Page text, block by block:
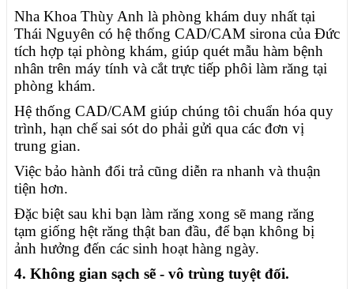
Nha Khoa Thùy Anh là phòng khám duy nhất tại
Thái Nguyên có hệ thống CAD/CAM sirona của Đức
tích hợp tại phòng khám, giúp quét mẫu hàm bệnh
nhân trên máy tính và cắt trực tiếp phôi làm răng tại
phòng khám.
Hệ thống CAD/CAM giúp chúng tôi chuẩn hóa quy
trình, hạn chế sai sót do phải gửi qua các đơn vị
trung gian.
Việc bảo hành đổi trả cũng diễn ra nhanh và thuận
tiện hơn.
Đặc biệt sau khi bạn làm răng xong sẽ mang răng
tạm giống hệt răng thật ban đầu, để bạn không bị
ảnh hưởng đến các sinh hoạt hàng ngày.
4. Không gian sạch sẽ - vô trùng tuyệt đối.